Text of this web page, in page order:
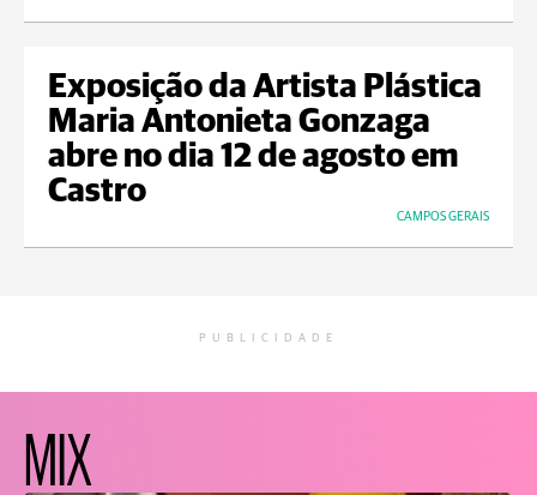
Exposição da Artista Plástica
Maria Antonieta Gonzaga
abre no dia 12 de agosto em
Castro
CAMPOS GERAIS
PUBLICIDADE
MIX